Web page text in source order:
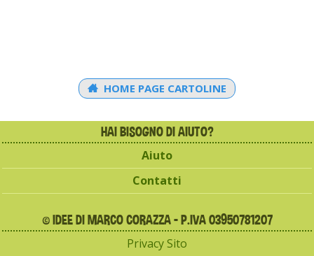
HOME PAGE CARTOLINE
HAI BISOGNO DI AIUTO?
Aiuto
Contatti
© IDEE DI MARCO CORAZZA - P.IVA 03950781207
Privacy Sito